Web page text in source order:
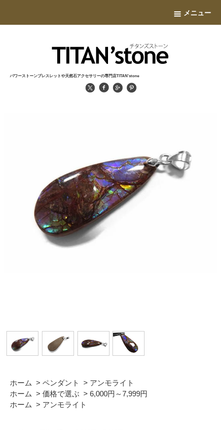
メニュー
パワーストーンブレスレットや天然石アクセサリーの専門店TITAN'stone
ホーム > ペンダント > アンモライト
ホーム > 価格で選ぶ > 6,000円～7,999円
ホーム > アンモライト